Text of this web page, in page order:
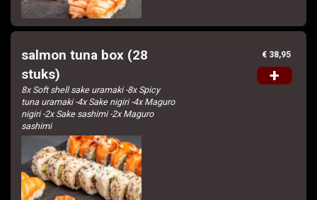
salmon tuna box (28
stuks)
8x Soft shell sake uramaki -8x Spicy
tuna uramaki -4x Sake nigiri -4x Maguro
nigiri -2x Sake sashimi -2x Maguro
sashimi
€ 38,95
+